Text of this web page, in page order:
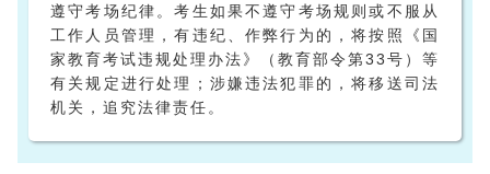
遵守考场纪律。考生如果不遵守考场规则或不服从
工作人员管理，有违纪、作弊行为的，将按照《国
家教育考试违规处理办法》（教育部令第33号）等
有关规定进行处理；涉嫌违法犯罪的，将移送司法
机关，追究法律责任。